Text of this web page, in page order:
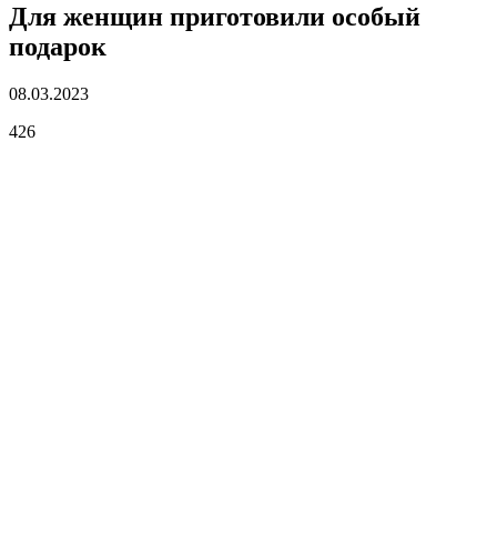
Для женщин приготовили особый
подарок
08.03.2023
426